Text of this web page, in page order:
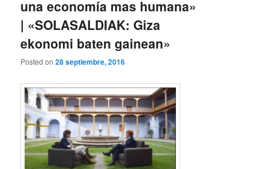
una economía mas humana»
| «SOLASALDIAK: Giza
ekonomi baten gainean»
Posted on28 septiembre, 2016